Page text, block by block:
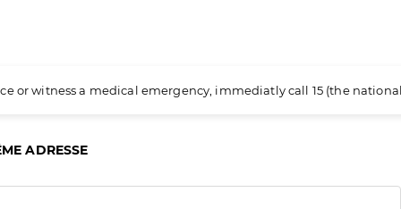
or witness a medical emergency, immediatly call 15 (the
ADRESSE